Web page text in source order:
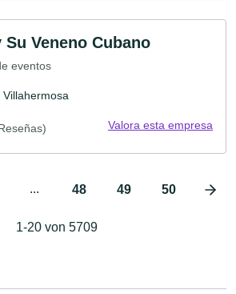
Veneno Cubano
eventos
Valora esta empresa
... 48 49 50
1-20 von 5709